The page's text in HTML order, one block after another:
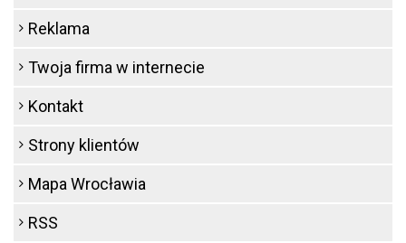
Reklama
Twoja firma w internecie
Kontakt
Strony klientów
Mapa Wrocławia
RSS